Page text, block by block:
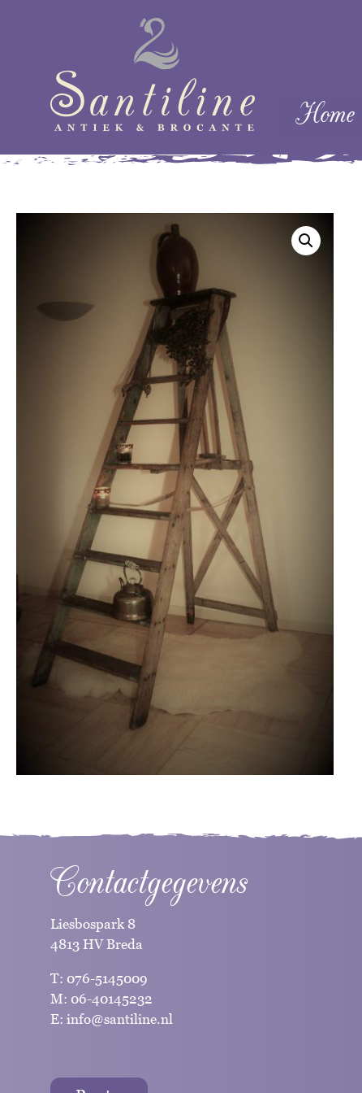
Menu
Skip naar
Home
Contactgegevens
Liesbospark 8
4813 HV Breda
T: 076-5145009
M: 06-40145232
E: info@santiline.nl